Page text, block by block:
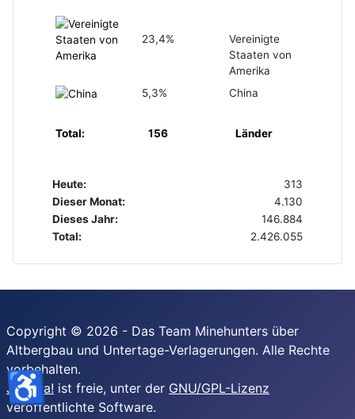
23,4%
Vereinigte
Staaten von
Amerika
5,3%
China
Total: 156 Länder
Heute:
313
Dieser Monat:
4.130
Dieses Jahr:
146.884
Total:
2.426.055
Copyright © 2026 - Das Team Minehunters über
Altbergbau und Untertage-Verlagerungen. Alle Rechte
vorbehalten.
Joomla! ist freie, unter der GNU/GPL-Lizenz
veröffentlichte Software.